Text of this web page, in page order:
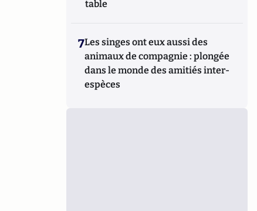
table
7Les singes ont eux aussi des
animaux de compagnie : plongée
dans le monde des amitiés inter-
espèces